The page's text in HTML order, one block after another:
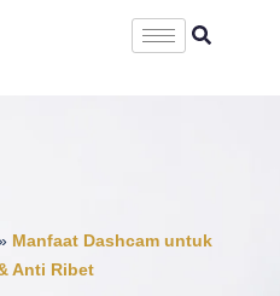
Manfaat Dashcam untuk
Anti Ribet